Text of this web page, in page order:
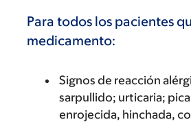
Para todos los pacientes
medicamento:
Signos de reacción
sarpullido; urticaria;
enrojecida, hinchada,